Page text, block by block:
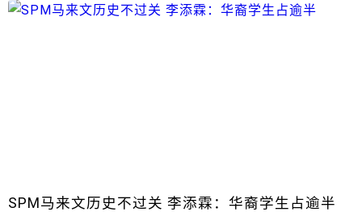
SPM马来文历史不过关 李添霖：华裔学生占逾半